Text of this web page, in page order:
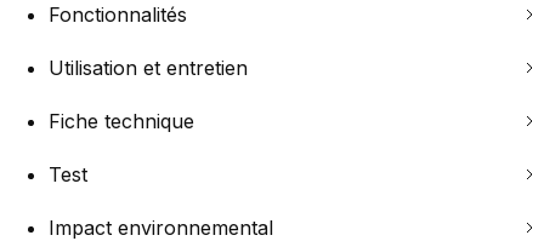
Fonctionnalités
Utilisation et entretien
Fiche technique
Test
Impact environnemental